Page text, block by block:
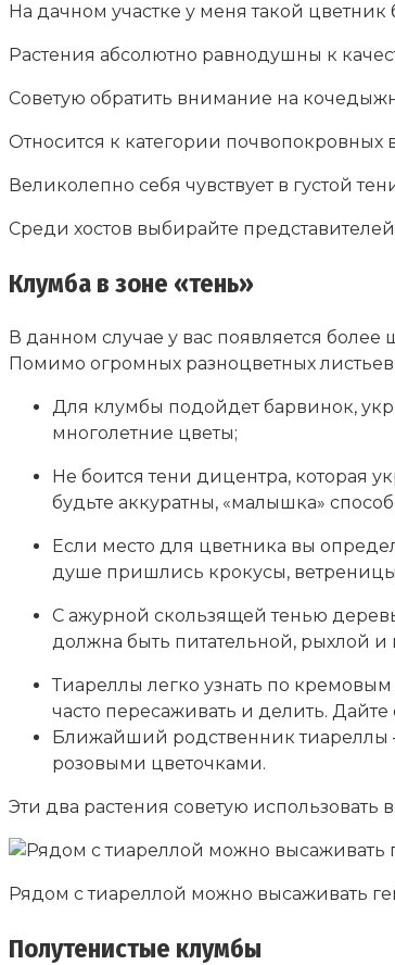
На дачном участке у меня такой
Растения абсолютно равнодушны к
Советую обратить внимание на
Относится к категории почвопокровных
Великолепно себя чувствует в густой
Среди хостов выбирайте
Клумба в зоне «тень»
В данном случае у вас появляется
Помимо огромных разноцветных
Для клумбы подойдет барвинок,
многолетние цветы;
Не боится тени дицентра, которая
будьте аккуратны, «малышка»
Если место для цветника вы
душе пришлись крокусы, ветреницы,
С ажурной скользящей тенью
должна быть питательной, рыхлой и
Тиареллы легко узнать по
часто пересаживать и делить. Дайте
Ближайший родственник тиареллы
розовыми цветочками.
Эти два растения советую
Рядом с тиареллой можно высаживать
Полутенистые клумбы